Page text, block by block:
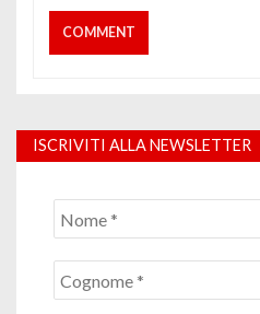
ISCRIVITI ALLA NEWSLETTER